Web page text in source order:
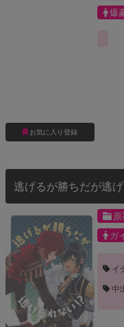
お気に入り登録
爆
逃げるが勝ちだが逃
ガ
イ
中